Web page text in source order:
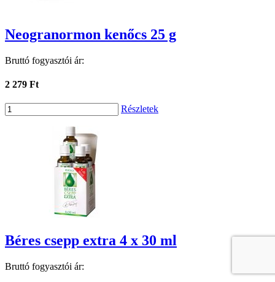
Neogranormon kenőcs 25 g
Bruttó fogyasztói ár:
2 279 Ft
Részletek
Béres csepp extra 4 x 30 ml
Bruttó fogyasztói ár: